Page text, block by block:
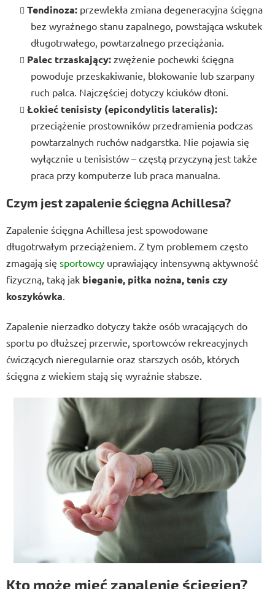
Tendinoza: przewlekła zmiana degeneracyjna ścięgna
bez wyraźnego stanu zapalnego, powstająca wskutek
długotrwałego, powtarzalnego przeciążania.
Palec trzaskający: zwężenie pochewki ścięgna
powoduje przeskakiwanie, blokowanie lub szarpany
ruch palca. Najczęściej dotyczy kciuków dłoni.
Łokieć tenisisty (epicondylitis lateralis):
przeciążenie prostowników przedramienia podczas
powtarzalnych ruchów nadgarstka. Nie pojawia się
wyłącznie u tenisistów – częstą przyczyną jest także
praca przy komputerze lub praca manualna.
Czym jest zapalenie ścięgna Achillesa?
Zapalenie ścięgna Achillesa jest spowodowane
długotrwałym przeciążeniem. Z tym problemem często
zmagają się sportowcy uprawiający intensywną aktywność
fizyczną, taką jak bieganie, piłka nożna, tenis czy
koszykówka.
Zapalenie nierzadko dotyczy także osób wracających do
sportu po dłuższej przerwie, sportowców rekreacyjnych
ćwiczących nieregularnie oraz starszych osób, których
ścięgna z wiekiem stają się wyraźnie słabsze.
Kto może mieć zapalenie ścięgien?